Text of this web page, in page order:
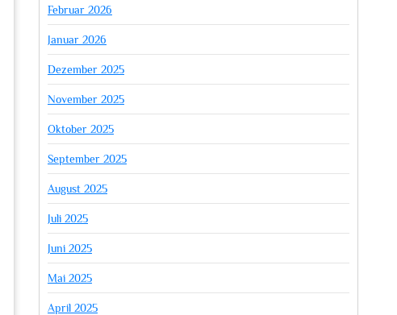
Februar 2026
Januar 2026
Dezember 2025
November 2025
Oktober 2025
September 2025
August 2025
Juli 2025
Juni 2025
Mai 2025
April 2025